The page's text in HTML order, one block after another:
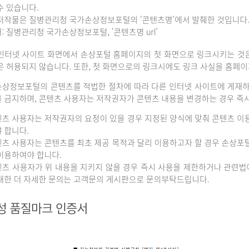
있습니다.
작물은 질병관리청 국가손상정보포털의 '콘텐츠명'에서 발췌한 것입니다.
: 질병관리청 국가손상정보포털, '콘텐츠명 url'
터넷 사이트 화면에서 손상포털 홈페이지의 첫 화면으로 링크시키는
허용되지 않습니다. 또한, 첫 화면으로의 링크시에도 링크 사실을 홈페
상정보포털의 콘텐츠를 적법한 절차에 따라 다른 인터넷 사이트에 게
금지하며, 콘텐츠 사용자는 저작권자가 콘텐츠 내용을 변경하는 경우
츠 사용자는 저작권자의 요청이 있을 경우 지정된 양식에 맞춰 콘텐츠
합니다.
츠 사용자는 콘텐츠를 최초 제공 목적과 달리 이용하고자 할 경우 손상
용하여야 합니다.
츠 사용자가 위 내용을 지키지 않을 경우 즉시 사용을 제한하거나 관련
한 더 자세한 문의는 고객문의 게시판으로 문의부탁드립니다.
품질마크 인증서